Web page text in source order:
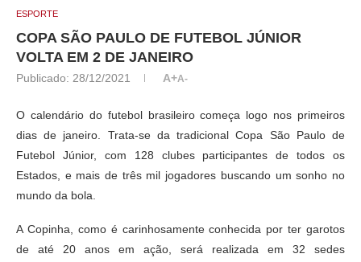
ESPORTE
COPA SÃO PAULO DE FUTEBOL JÚNIOR
VOLTA EM 2 DE JANEIRO
Publicado: 28/12/2021 A+A-
O calendário do futebol brasileiro começa logo nos primeiros
dias de janeiro. Trata-se da tradicional Copa São Paulo de
Futebol Júnior, com 128 clubes participantes de todos os
Estados, e mais de três mil jogadores buscando um sonho no
mundo da bola.
A Copinha, como é carinhosamente conhecida por ter garotos
de até 20 anos em ação, será realizada em 32 sedes